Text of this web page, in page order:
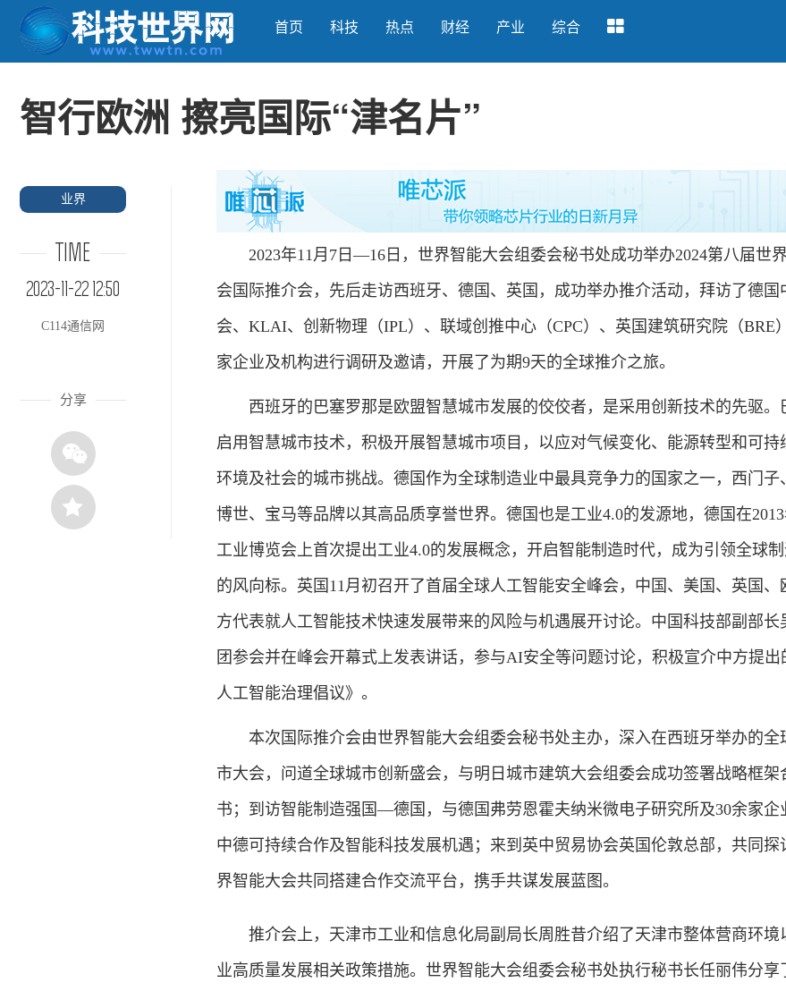
首页 科技 热点 财经 产业 综合
智行欧洲 擦亮国际“津名片”
业界
TIME
2023-11-22 12:50
C114通信网
分享
2023年11月7日—16日，世界智能大会组委会秘书处成功举办2024第八届世
会国际推介会，先后走访西班牙、德国、英国，成功举办推介活动，拜访了德国
会、KLAI、创新物理（IPL）、联域创推中心（CPC）、英国建筑研究院（BRE
家企业及机构进行调研及邀请，开展了为期9天的全球推介之旅。
西班牙的巴塞罗那是欧盟智慧城市发展的佼佼者，是采用创新技术的先驱。
启用智慧城市技术，积极开展智慧城市项目，以应对气候变化、能源转型和可持
环境及社会的城市挑战。德国作为全球制造业中最具竞争力的国家之一，西门子
博世、宝马等品牌以其高品质享誉世界。德国也是工业4.0的发源地，德国在
工业博览会上首次提出工业4.0的发展概念，开启智能制造时代，成为引领全球
的风向标。英国11月初召开了首届全球人工智能安全峰会，中国、美国、英国、
方代表就人工智能技术快速发展带来的风险与机遇展开讨论。中国科技部副部长
团参会并在峰会开幕式上发表讲话，参与AI安全等问题讨论，积极宣介中方提出
人工智能治理倡议》。
本次国际推介会由世界智能大会组委会秘书处主办，深入在西班牙举办的全
市大会，问道全球城市创新盛会，与明日城市建筑大会组委会成功签署战略框架
书；到访智能制造强国—德国，与德国弗劳恩霍夫纳米微电子研究所及30余家企
中德可持续合作及智能科技发展机遇；来到英中贸易协会英国伦敦总部，共同探
界智能大会共同搭建合作交流平台，携手共谋发展蓝图。
推介会上，天津市工业和信息化局副局长周胜昔介绍了天津市整体营商环境
业高质量发展相关政策措施。世界智能大会组委会秘书处执行秘书长任丽伟分享